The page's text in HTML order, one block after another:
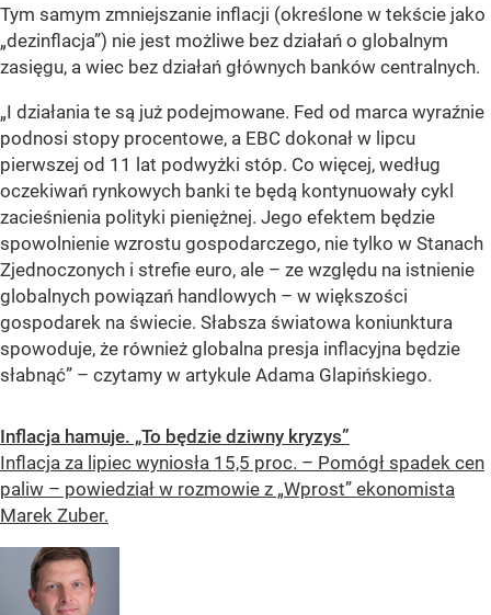
Tym samym zmniejszanie inflacji (określone w tekście jako
„dezinflacja”) nie jest możliwe bez działań o globalnym
zasięgu, a wiec bez działań głównych banków centralnych.
„I działania te są już podejmowane. Fed od marca wyraźnie
podnosi stopy procentowe, a EBC dokonał w lipcu
pierwszej od 11 lat podwyżki stóp. Co więcej, według
oczekiwań rynkowych banki te będą kontynuowały cykl
zacieśnienia polityki pieniężnej. Jego efektem będzie
spowolnienie wzrostu gospodarczego, nie tylko w Stanach
Zjednoczonych i strefie euro, ale – ze względu na istnienie
globalnych powiązań handlowych – w większości
gospodarek na świecie. Słabsza światowa koniunktura
spowoduje, że również globalna presja inflacyjna będzie
słabnąć” – czytamy w artykule Adama Glapińskiego.
Inflacja hamuje. „To będzie dziwny kryzys”
Inflacja za lipiec wyniosła 15,5 proc. – Pomógł spadek cen
paliw – powiedział w rozmowie z „Wprost” ekonomista
Marek Zuber.